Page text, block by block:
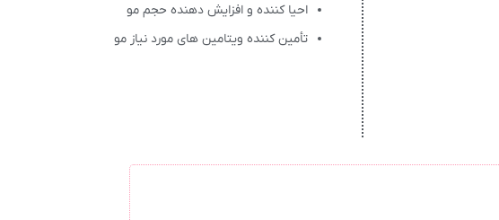
احیا کننده و افزایش دهنده حجم مو
تأمین کننده ویتامین های مورد نیاز مو